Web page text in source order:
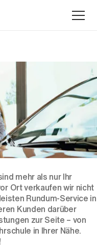
mehr als nur Ihr
Ort verkaufen wir nicht
Rundum-Service in
Kunden darüber
zur Seite – von
in Ihrer Nähe.